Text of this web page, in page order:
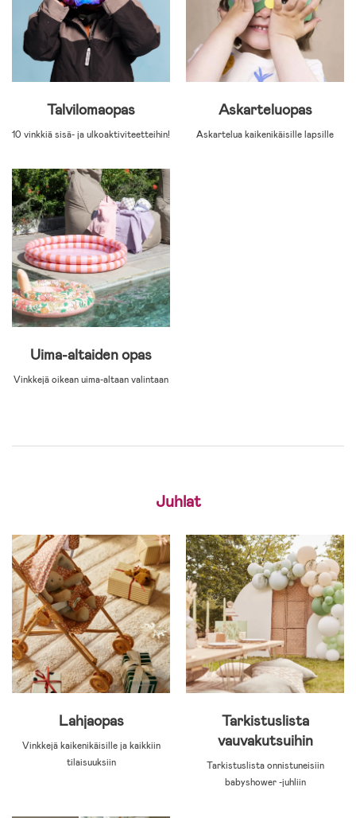
Talvilomaopas
10 vinkkiä sisä- ja ulkoaktiviteetteihin!
Askarteluopas
Askartelua kaikenikäisille lapsille
Uima-altaiden opas
Vinkkejä oikean uima-altaan valintaan
Juhlat
Lahjaopas
Vinkkejä kaikenikäisille ja kaikkiin
tilaisuuksiin
Tarkistuslista
vauvakutsuihin
Tarkistuslista onnistuneisiin
babyshower -juhliin